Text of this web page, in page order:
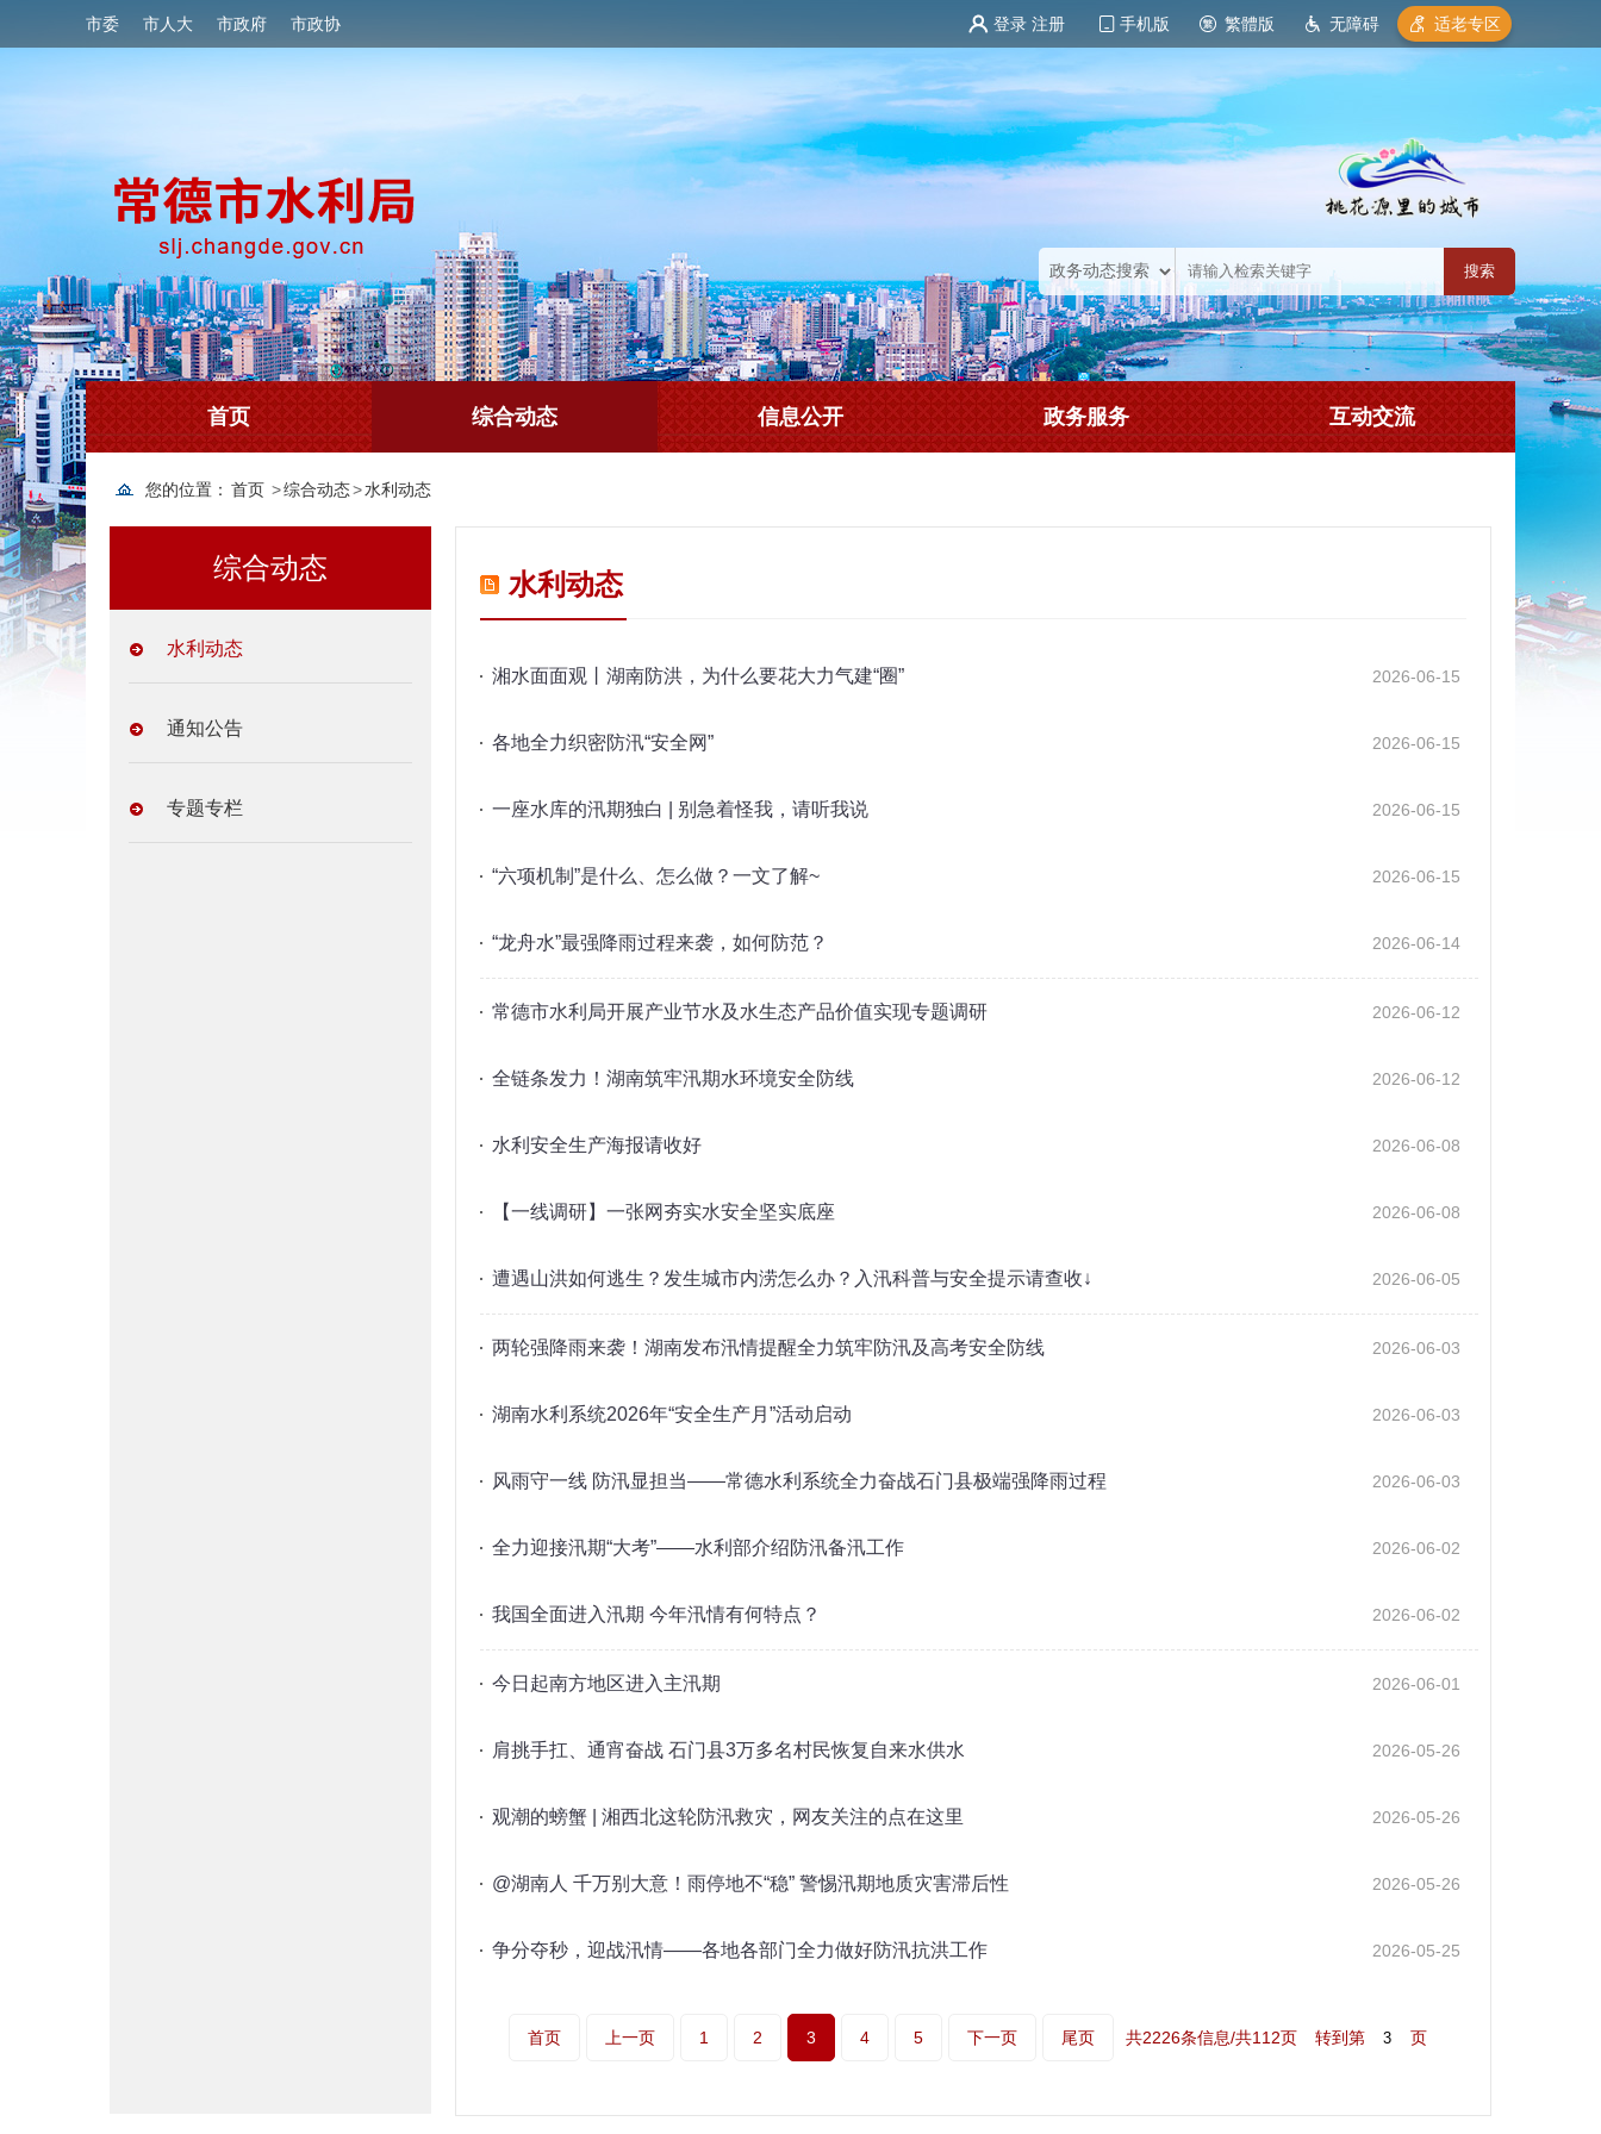
市委 市人大 市政府 市政协 登录 注册 手机版 繁體版 无障碍 适老专区
首页 综合动态 信息公开 政务服务 互动交流
您的位置： 首页 >综合动态>水利动态
综合动态
水利动态
通知公告
专题专栏
水利动态
2026-06-15
湘水面面观丨湖南防洪，为什么要花大力气建“圈”
2026-06-15
各地全力织密防汛“安全网”
2026-06-15
一座水库的汛期独白 | 别急着怪我，请听我说
2026-06-15
“六项机制”是什么、怎么做？一文了解~
2026-06-14
“龙舟水”最强降雨过程来袭，如何防范？
2026-06-12
常德市水利局开展产业节水及水生态产品价值实现专题调研
2026-06-12
全链条发力！湖南筑牢汛期水环境安全防线
2026-06-08
水利安全生产海报请收好
2026-06-08
【一线调研】一张网夯实水安全坚实底座
2026-06-05
遭遇山洪如何逃生？发生城市内涝怎么办？入汛科普与安全提示请查收↓
2026-06-03
两轮强降雨来袭！湖南发布汛情提醒全力筑牢防汛及高考安全防线
2026-06-03
湖南水利系统2026年“安全生产月”活动启动
2026-06-03
风雨守一线 防汛显担当——常德水利系统全力奋战石门县极端强降雨过程
2026-06-02
全力迎接汛期“大考”——水利部介绍防汛备汛工作
2026-06-02
我国全面进入汛期 今年汛情有何特点？
2026-06-01
今日起南方地区进入主汛期
2026-05-26
肩挑手扛、通宵奋战 石门县3万多名村民恢复自来水供水
2026-05-26
观潮的螃蟹 | 湘西北这轮防汛救灾，网友关注的点在这里
2026-05-26
@湖南人 千万别大意！雨停地不“稳” 警惕汛期地质灾害滞后性
2026-05-25
争分夺秒，迎战汛情——各地各部门全力做好防汛抗洪工作
首页 上一页 1 2 3 4 5 下一页 尾页 共2226条信息/共112页 转到第 页